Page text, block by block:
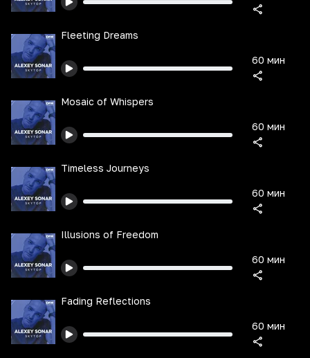
Fleeting Dreams
60 мин
Mosaic of Whispers
60 мин
Timeless Journeys
60 мин
Illusions of Freedom
60 мин
Fading Reflections
60 мин